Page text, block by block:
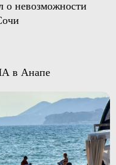
о невозможности
в Анапе